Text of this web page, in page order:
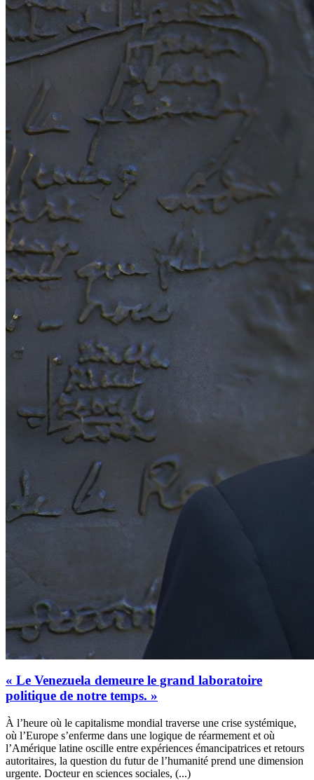
« Le Venezuela demeure le grand laboratoire
politique de notre temps. »
À l’heure où le capitalisme mondial traverse une crise systémique,
où l’Europe s’enferme dans une logique de réarmement et où
l’Amérique latine oscille entre expériences émancipatrices et retours
autoritaires, la question du futur de l’humanité prend une dimension
urgente. Docteur en sciences sociales, (...)